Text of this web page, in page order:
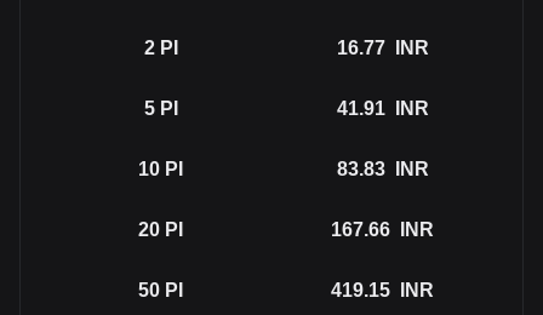
2 PI 16.77 INR
5 PI 41.91 INR
10 PI 83.83 INR
20 PI 167.66 INR
50 PI 419.15 INR